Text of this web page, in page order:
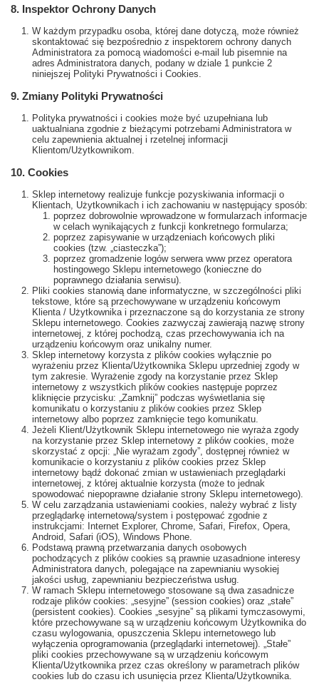
8. Inspektor Ochrony Danych
W każdym przypadku osoba, której dane dotyczą, może również
skontaktować się bezpośrednio z inspektorem ochrony danych
Administratora za pomocą wiadomości e-mail lub pisemnie na
adres Administratora danych, podany w dziale 1 punkcie 2
niniejszej Polityki Prywatności i Cookies.
9. Zmiany Polityki Prywatności
Polityka prywatności i cookies może być uzupełniana lub
uaktualniana zgodnie z bieżącymi potrzebami Administratora w
celu zapewnienia aktualnej i rzetelnej informacji
Klientom/Użytkownikom.
10. Cookies
Sklep internetowy realizuje funkcje pozyskiwania informacji o
Klientach, Użytkownikach i ich zachowaniu w następujący sposób:
poprzez dobrowolnie wprowadzone w formularzach informacje
w celach wynikających z funkcji konkretnego formularza;
poprzez zapisywanie w urządzeniach końcowych pliki
cookies (tzw. „ciasteczka”);
poprzez gromadzenie logów serwera www przez operatora
hostingowego Sklepu internetowego (konieczne do
poprawnego działania serwisu).
Pliki cookies stanowią dane informatyczne, w szczególności pliki
tekstowe, które są przechowywane w urządzeniu końcowym
Klienta / Użytkownika i przeznaczone są do korzystania ze strony
Sklepu internetowego. Cookies zazwyczaj zawierają nazwę strony
internetowej, z której pochodzą, czas przechowywania ich na
urządzeniu końcowym oraz unikalny numer.
Sklep internetowy korzysta z plików cookies wyłącznie po
wyrażeniu przez Klienta/Użytkownika Sklepu uprzedniej zgody w
tym zakresie. Wyrażenie zgody na korzystanie przez Sklep
internetowy z wszystkich plików cookies następuje poprzez
kliknięcie przycisku: „Zamknij” podczas wyświetlania się
komunikatu o korzystaniu z plików cookies przez Sklep
internetowy albo poprzez zamknięcie tego komunikatu.
Jeżeli Klient/Użytkownik Sklepu internetowego nie wyraża zgody
na korzystanie przez Sklep internetowy z plików cookies, może
skorzystać z opcji: „Nie wyrażam zgody”, dostępnej również w
komunikacie o korzystaniu z plików cookies przez Sklep
internetowy bądź dokonać zmian w ustawieniach przeglądarki
internetowej, z której aktualnie korzysta (może to jednak
spowodować niepoprawne działanie strony Sklepu internetowego).
W celu zarządzania ustawieniami cookies, należy wybrać z listy
przeglądarkę internetową/system i postępować zgodnie z
instrukcjami: Internet Explorer, Chrome, Safari, Firefox, Opera,
Android, Safari (iOS), Windows Phone.
Podstawą prawną przetwarzania danych osobowych
pochodzących z plików cookies są prawnie uzasadnione interesy
Administratora danych, polegające na zapewnianiu wysokiej
jakości usług, zapewnianiu bezpieczeństwa usług.
W ramach Sklepu internetowego stosowane są dwa zasadnicze
rodzaje plików cookies: „sesyjne” (session cookies) oraz „stałe”
(persistent cookies). Cookies „sesyjne” są plikami tymczasowymi,
które przechowywane są w urządzeniu końcowym Użytkownika do
czasu wylogowania, opuszczenia Sklepu internetowego lub
wyłączenia oprogramowania (przeglądarki internetowej). „Stałe”
pliki cookies przechowywane są w urządzeniu końcowym
Klienta/Użytkownika przez czas określony w parametrach plików
cookies lub do czasu ich usunięcia przez Klienta/Użytkownika.